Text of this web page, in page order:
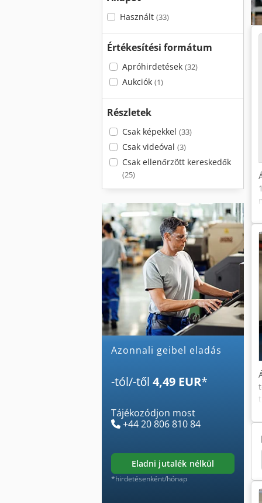
Használt (33)
Értékesítési formátum
Apróhirdetések (32)
Aukciók (1)
Részletek
Csak képekkel (33)
Csak videóval (3)
Csak ellenőrzött kereskedők
(25)
Azonnali geibel eladás
-tól/-től 4,49 EUR*
Tájékozódjon most
+44 20 806 810 84
eladni jutalék nélkül
*hirdetésenként/hónap
Kellenberger Mikrosa Studer Karstens